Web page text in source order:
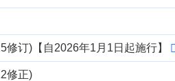
订)【自2026年1月1日起施行】
修正)